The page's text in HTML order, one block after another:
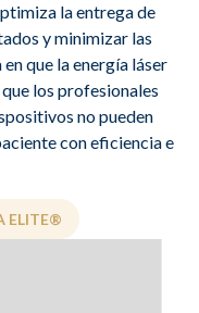
la entrega de
y minimizar las
que la energía láser
los profesionales
no pueden
con eficiencia e
ELITE®